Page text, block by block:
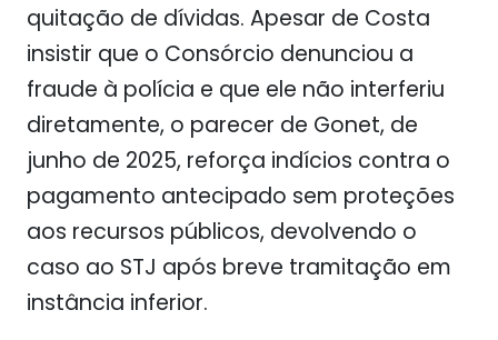
quitação de dívidas. Apesar de Costa
insistir que o Consórcio denunciou a
fraude à polícia e que ele não interferiu
diretamente, o parecer de Gonet, de
junho de 2025, reforça indícios contra o
pagamento antecipado sem proteções
aos recursos públicos, devolvendo o
caso ao STJ após breve tramitação em
instância inferior.